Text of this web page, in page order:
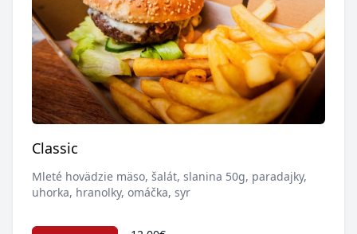
Classic
Mleté hovädzie mäso, šalát, slanina 50g, paradajky,
uhorka, hranolky, omáčka, syr